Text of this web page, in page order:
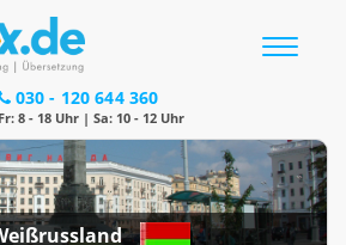
Toggle
030 - 120 644 360
8 - 18 Uhr | Sa: 10 - 12 Uhr